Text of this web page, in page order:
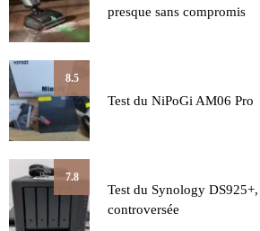
presque sans compromis
8.5
Test du NiPoGi AM06 Pro
7.8
Test du Synology
controversée